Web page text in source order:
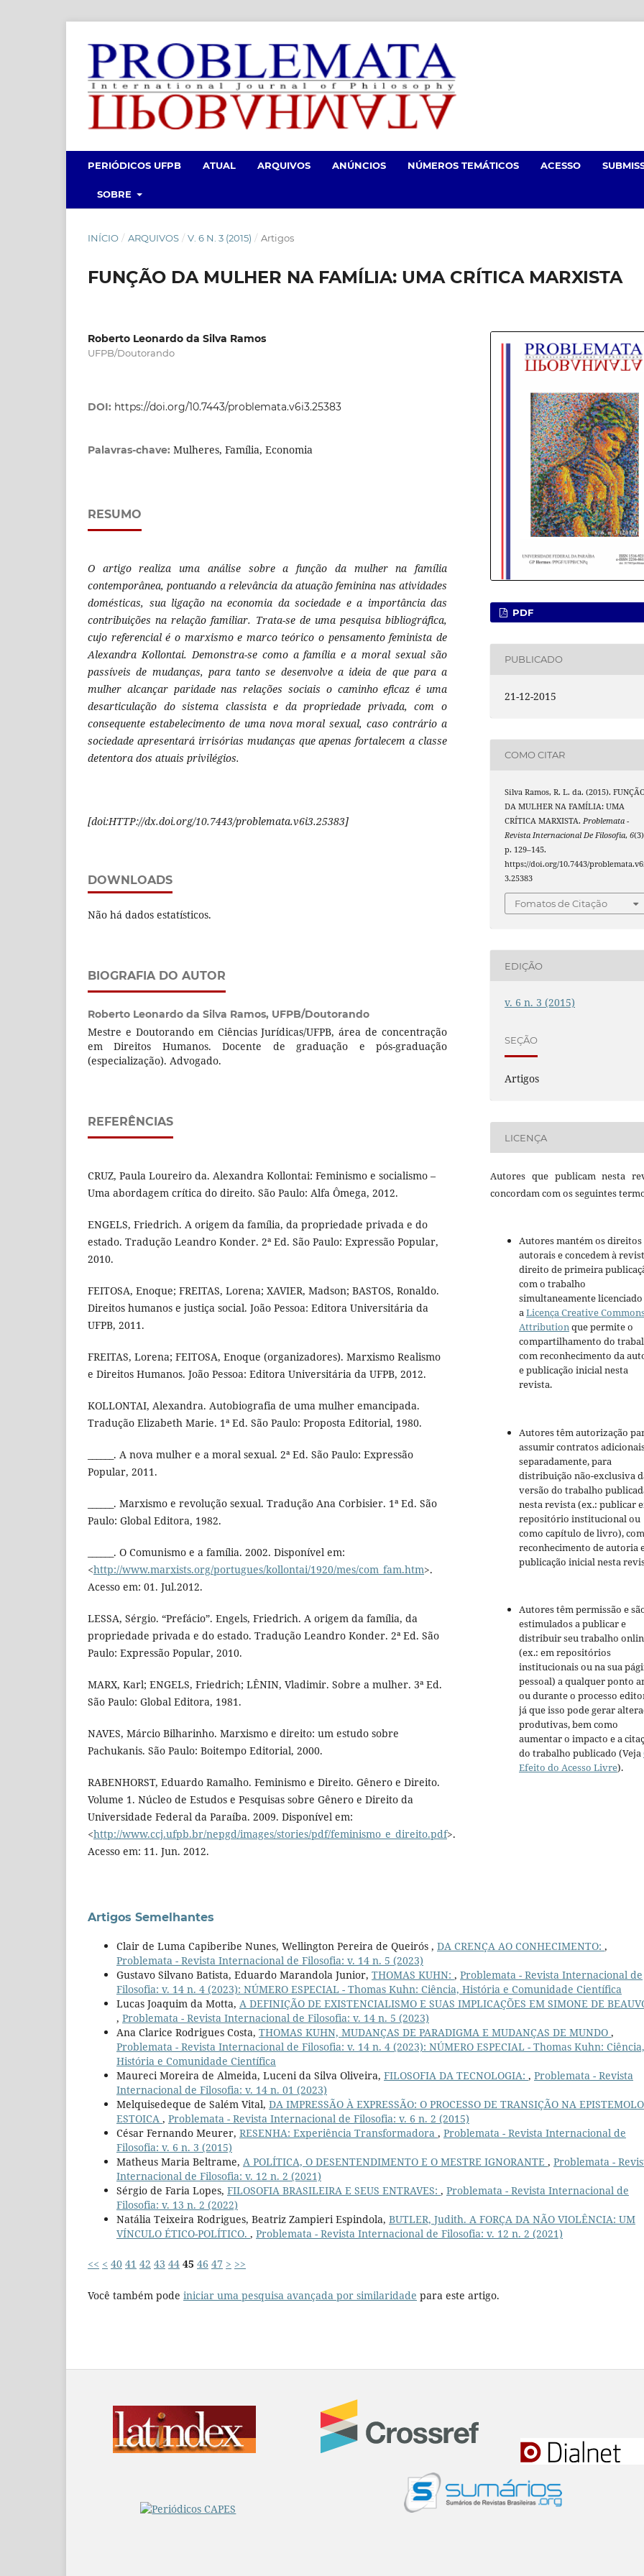
PERIÓDICOS UFPB ATUAL ARQUIVOS ANÚNCIOS NÚMEROS TEMÁTICOS ACESSO
SOBRE
INÍCIO / ARQUIVOS / V. 6 N. 3 (2015) / Artigos
FUNÇÃO DA MULHER NA FAMÍLIA: UMA CRÍTICA MARXISTA
Roberto Leonardo da Silva Ramos
UFPB/Doutorando
DOI: https://doi.org/10.7443/problemata.v6i3.25383
Palavras-chave: Mulheres, Família, Economia
RESUMO
O artigo realiza uma análise sobre a função da mulher na família
contemporânea, pontuando a relevância da atuação feminina nas atividades
domésticas, sua ligação na economia da sociedade e a importância das
contribuições na relação familiar. Trata-se de uma pesquisa bibliográfica,
cujo referencial é o marxismo e marco teórico o pensamento feminista de
Alexandra Kollontai. Demonstra-se como a família e a moral sexual são
passíveis de mudanças, para tanto se desenvolve a ideia de que para a
mulher alcançar paridade nas relações sociais o caminho eficaz é uma
desarticulação do sistema classista e da propriedade privada, com o
consequente estabelecimento de uma nova moral sexual, caso contrário a
sociedade apresentará irrisórias mudanças que apenas fortalecem a classe
detentora dos atuais privilégios.
[doi:HTTP://dx.doi.org/10.7443/problemata.v6i3.25383]
DOWNLOADS
Não há dados estatísticos.
BIOGRAFIA DO AUTOR
Roberto Leonardo da Silva Ramos, UFPB/Doutorando
Mestre e Doutorando em Ciências Jurídicas/UFPB, área de concentração
em Direitos Humanos. Docente de graduação e pós-graduação
(especialização). Advogado.
REFERÊNCIAS
CRUZ, Paula Loureiro da. Alexandra Kollontai: Feminismo e socialismo –
Uma abordagem crítica do direito. São Paulo: Alfa Ômega, 2012.
ENGELS, Friedrich. A origem da família, da propriedade privada e do
estado. Tradução Leandro Konder. 2ª Ed. São Paulo: Expressão Popular,
2010.
FEITOSA, Enoque; FREITAS, Lorena; XAVIER, Madson; BASTOS, Ronaldo.
Direitos humanos e justiça social. João Pessoa: Editora Universitária da
UFPB, 2011.
FREITAS, Lorena; FEITOSA, Enoque (organizadores). Marxismo Realismo
e Direitos Humanos. João Pessoa: Editora Universitária da UFPB, 2012.
KOLLONTAI, Alexandra. Autobiografia de uma mulher emancipada.
Tradução Elizabeth Marie. 1ª Ed. São Paulo: Proposta Editorial, 1980.
______. A nova mulher e a moral sexual. 2ª Ed. São Paulo: Expressão
Popular, 2011.
______. Marxismo e revolução sexual. Tradução Ana Corbisier. 1ª Ed. São
Paulo: Global Editora, 1982.
______. O Comunismo e a família. 2002. Disponível em:
<http://www.marxists.org/portugues/kollontai/1920/mes/com_fam.htm>.
Acesso em: 01. Jul.2012.
LESSA, Sérgio. “Prefácio”. Engels, Friedrich. A origem da família, da
propriedade privada e do estado. Tradução Leandro Konder. 2ª Ed. São
Paulo: Expressão Popular, 2010.
MARX, Karl; ENGELS, Friedrich; LÊNIN, Vladimir. Sobre a mulher. 3ª Ed.
São Paulo: Global Editora, 1981.
NAVES, Márcio Bilharinho. Marxismo e direito: um estudo sobre
Pachukanis. São Paulo: Boitempo Editorial, 2000.
RABENHORST, Eduardo Ramalho. Feminismo e Direito. Gênero e Direito.
Volume 1. Núcleo de Estudos e Pesquisas sobre Gênero e Direito da
Universidade Federal da Paraíba. 2009. Disponível em:
<http://www.ccj.ufpb.br/nepgd/images/stories/pdf/feminismo_e_direito.pdf>.
Acesso em: 11. Jun. 2012.
PDF
PUBLICADO
21-12-2015
COMO CITAR
Silva Ramos, R. L. da. (2015).
DA MULHER NA FAMÍLIA: UMA
CRÍTICA MARXISTA.Problemata -
Revista Internacional De Filosofia,6
p. 129–145.
https://doi.org/10.7443/
3.25383
Fomatos de Citação
EDIÇÃO
v. 6 n. 3 (2015)
SEÇÃO
Artigos
LICENÇA
Autores que publicam nesta
concordam com os seguintes
Autores mantém os direitos
autorais e concedem à
direito de primeira
com o trabalho
simultaneamente
aLicença Creative
Attributionque permite o
compartilhamento do
com reconhecimento da
e publicação inicial nesta
revista.
Autores têm autorização
assumir contratos
separadamente, para
distribuição não-exclusiva
versão do trabalho
nesta revista (ex.: publicar
repositório institucional ou
como capítulo de livro), com
reconhecimento de autoria
publicação inicial nesta
Autores têm permissão e
estimulados a publicar e
distribuir seu trabalho
(ex.: em repositórios
institucionais ou na sua
pessoal) a qualquer ponto
ou durante o processo
já que isso pode gerar
produtivas, bem como
aumentar o impacto e a
do trabalho publicado (Veja
Efeito do Acesso Livre).
Artigos Semelhantes
Clair de Luma Capiberibe Nunes, Wellington Pereira de Queirós , DA CRENÇA AO CONHECIMENTO: ,
Problemata - Revista Internacional de Filosofia: v. 14 n. 5 (2023)
Gustavo Silvano Batista, Eduardo Marandola Junior, THOMAS KUHN: , Problemata - Revista Internacional de
Filosofia: v. 14 n. 4 (2023): NÚMERO ESPECIAL - Thomas Kuhn: Ciência, História e Comunidade Científica
Lucas Joaquim da Motta, A DEFINIÇÃO DE EXISTENCIALISMO E SUAS IMPLICAÇÕES EM SIMONE DE
, Problemata - Revista Internacional de Filosofia: v. 14 n. 5 (2023)
Ana Clarice Rodrigues Costa, THOMAS KUHN, MUDANÇAS DE PARADIGMA E MUDANÇAS DE MUNDO ,
Problemata - Revista Internacional de Filosofia: v. 14 n. 4 (2023): NÚMERO ESPECIAL - Thomas Kuhn: Ciência,
História e Comunidade Científica
Maureci Moreira de Almeida, Luceni da Silva Oliveira, FILOSOFIA DA TECNOLOGIA: , Problemata - Revista
Internacional de Filosofia: v. 14 n. 01 (2023)
Melquisedeque de Salém Vital, DA IMPRESSÃO À EXPRESSÃO: O PROCESSO DE TRANSIÇÃO NA
ESTOICA , Problemata - Revista Internacional de Filosofia: v. 6 n. 2 (2015)
César Fernando Meurer, RESENHA: Experiência Transformadora , Problemata - Revista Internacional de
Filosofia: v. 6 n. 3 (2015)
Matheus Maria Beltrame, A POLÍTICA, O DESENTENDIMENTO E O MESTRE IGNORANTE , Problemata -
Internacional de Filosofia: v. 12 n. 2 (2021)
Sérgio de Faria Lopes, FILOSOFIA BRASILEIRA E SEUS ENTRAVES: , Problemata - Revista Internacional de
Filosofia: v. 13 n. 2 (2022)
Natália Teixeira Rodrigues, Beatriz Zampieri Espindola, BUTLER, Judith. A FORÇA DA NÃO VIOLÊNCIA: UM
VÍNCULO ÉTICO-POLÍTICO. , Problemata - Revista Internacional de Filosofia: v. 12 n. 2 (2021)
<< < 40 41 42 43 44 45 46 47 > >>
Você também pode iniciar uma pesquisa avançada por similaridade para este artigo.